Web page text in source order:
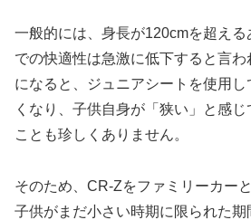
一般的には、身長が120cmを超え
での快適性は急激に低下すると言
になると、ジュニアシートを使用
くなり、子供自身が「狭い」と感
ことも珍しくありません。
そのため、CR-Zをファミリーカー
子供がまだ小さい時期に限られた期